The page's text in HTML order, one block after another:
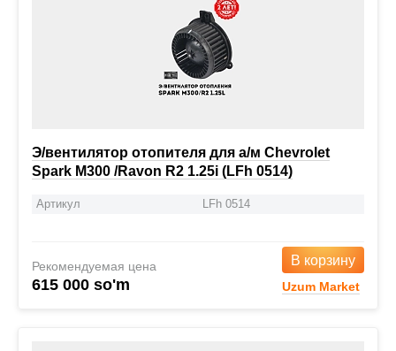
Э/вентилятор отопителя для а/м Chevrolet
Spark M300 /Ravon R2 1.25i (LFh 0514)
Артикул LFh 0514
Рекомендуемая цена
615 000 so'm
В корзину
Uzum Market